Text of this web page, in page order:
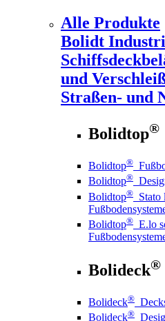
Alle Produkte
Bolidt
und
Straßen- und
Bolidtop®
Bolidtop®
Bolidtop®
Bolidtop® Stato
Bolidtop® E.lo
Bolideck®
Bolideck®
Bolideck®